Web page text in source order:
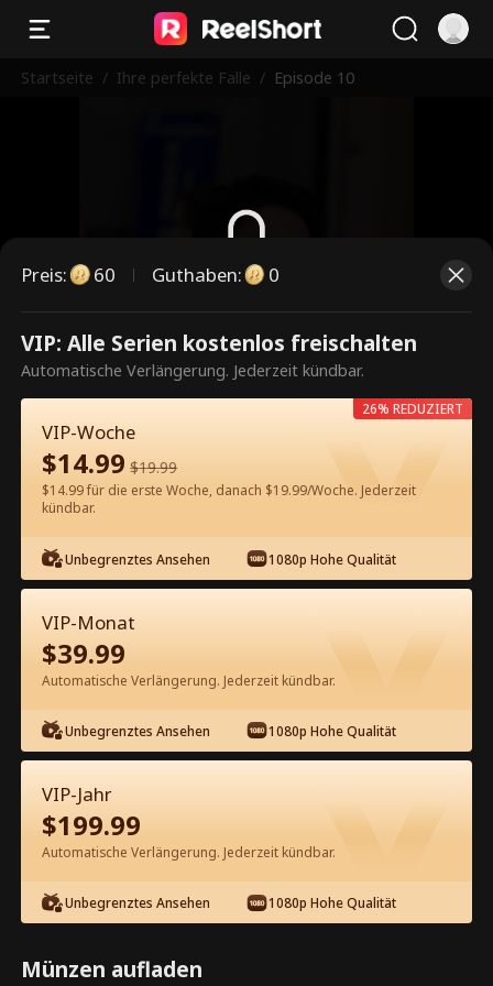
Startseite / Ihre perfekte Falle / Episode 10
Dies ist eine kostenpflichtige
Episode. Bitte entsperren, um
weiterzusehen.
60Jetzt entsperren
Kostenlos in der App ansehen
Episode 10 - Ihre perfekte Falle
Kompletter Film
1-37
10 11 13 14
Preis: 60 Guthaben: 0
VIP: Alle Serien kostenlos freischalten
Automatische Verlängerung. Jederzeit kündbar.
VIP-Woche
$14.99 $19.99
$14.99 für die erste Woche, danach $19.99/Woche. Jederzeit
kündbar.
Unbegrenztes Ansehen 1080p Hohe Qualität
26% REDUZIERT
VIP-Monat
$39.99
Automatische Verlängerung. Jederzeit kündbar.
Unbegrenztes Ansehen 1080p Hohe Qualität
VIP-Jahr
$199.99
Automatische Verlängerung. Jederzeit kündbar.
Unbegrenztes Ansehen 1080p Hohe Qualität
Münzen aufladen